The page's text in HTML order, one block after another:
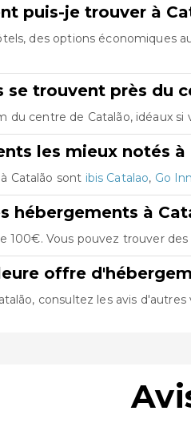
puis-je trouver à
des options économiques
trouvent près du
du centre de Catalão, idéaux
les mieux notés à
Catalão sont ibis Catalao, Go
hébergements à
100€. Vous pouvez trouver
offre
consultez les avis